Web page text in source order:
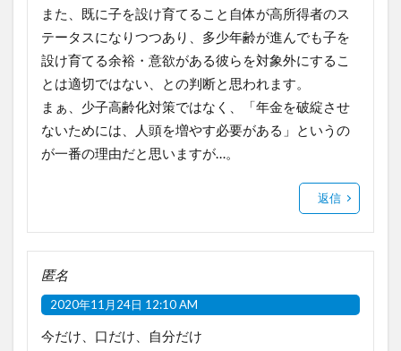
また、既に子を設け育てること自体が高所得者のス
テータスになりつつあり、多少年齢が進んでも子を
設け育てる余裕・意欲がある彼らを対象外にするこ
とは適切ではない、との判断と思われます。
まぁ、少子高齢化対策ではなく、「年金を破綻させ
ないためには、人頭を増やす必要がある」というの
が一番の理由だと思いますが…。
返信
匿名
2020年11月24日 12:10 AM
今だけ、口だけ、自分だけ